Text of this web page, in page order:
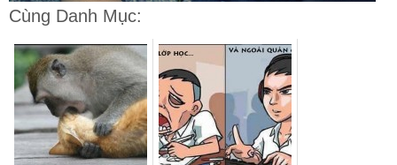
Cùng Danh Mục: